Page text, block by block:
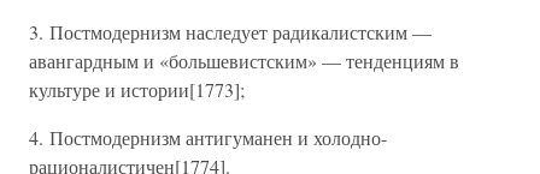
3. Постмодернизм наследует радикалистским —
авангардным и «большевистским» — тенденциям в
культуре и истории[1773];
4. Постмодернизм антигуманен и холодно-
рационалистичен[1774].